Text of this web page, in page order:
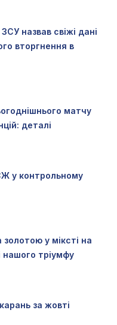
назвав свіжі дані
вторгнення в
матчу
деталі
у контрольному
у міксті на
нашого тріумфу
за жовті